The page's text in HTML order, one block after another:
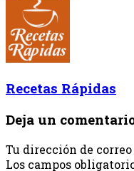
Recetas Rápidas
Deja un
Tu dirección de
Los campos